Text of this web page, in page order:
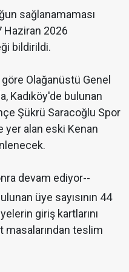
sağlanamaması
Haziran 2026
bildirildi.
Olağanüstü Genel
Kadıköy'de bulunan
Şükrü Saracoğlu Spor
alan eski Kenan
devam ediyor--
üye sayısının 44
giriş kartlarını
teslim